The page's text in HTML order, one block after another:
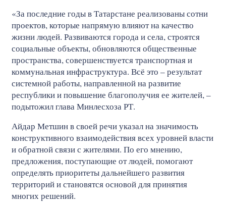
«За последние годы в Татарстане реализованы сотни
проектов, которые напрямую влияют на качество
жизни людей. Развиваются города и села, строятся
социальные объекты, обновляются общественные
пространства, совершенствуется транспортная и
коммунальная инфраструктура. Всё это – результат
системной работы, направленной на развитие
республики и повышение благополучия ее жителей, –
подытожил глава Минлесхоза РТ.
Айдар Метшин в своей речи указал на значимость
конструктивного взаимодействия всех уровней власти
и обратной связи с жителями. По его мнению,
предложения, поступающие от людей, помогают
определять приоритеты дальнейшего развития
территорий и становятся основой для принятия
многих решений.